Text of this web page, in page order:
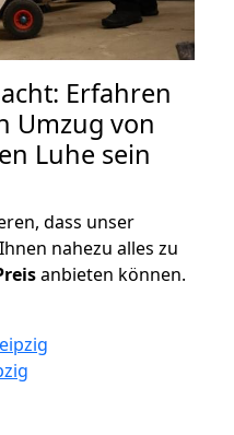
Erfahren
Umzug von
Luhe sein
dass unser
nahezu alles zu
anbieten können.